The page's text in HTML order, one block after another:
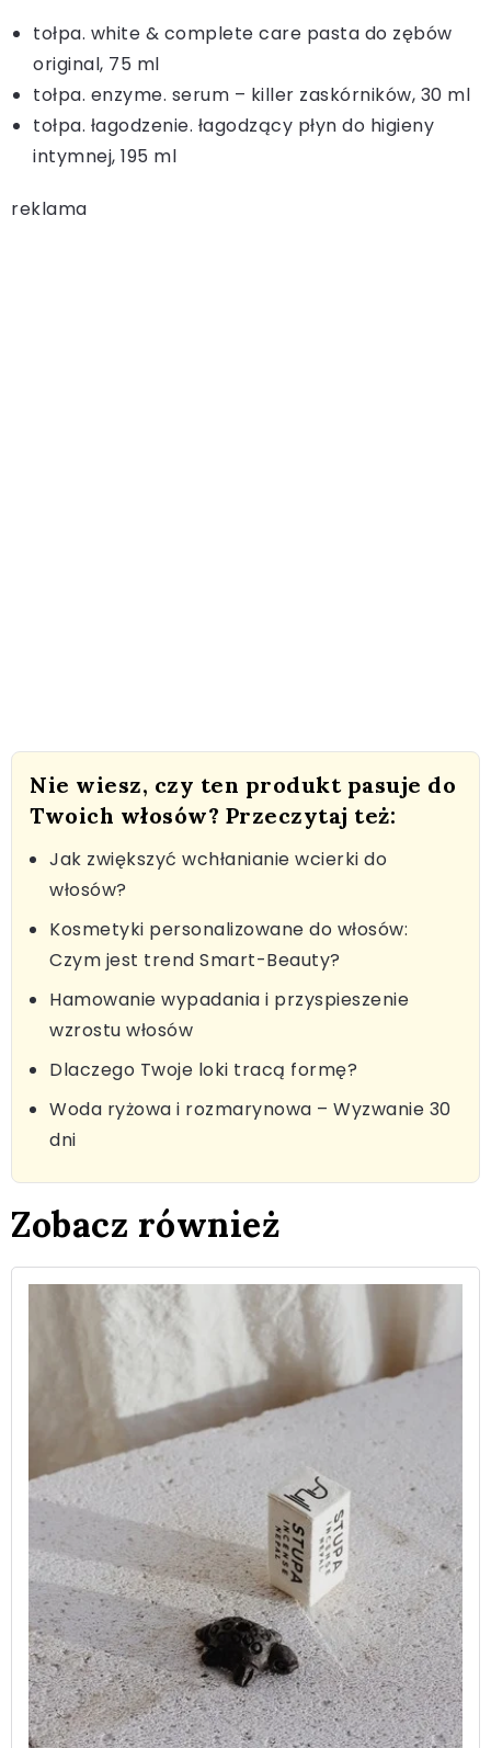
tołpa. white & complete care pasta do zębów
original, 75 ml
tołpa. enzyme. serum – killer zaskórników, 30 ml
tołpa. łagodzenie. łagodzący płyn do higieny
intymnej, 195 ml
reklama
Nie wiesz, czy ten produkt pasuje do
Twoich włosów? Przeczytaj też:
Jak zwiększyć wchłanianie wcierki do
włosów?
Kosmetyki personalizowane do włosów:
Czym jest trend Smart-Beauty?
Hamowanie wypadania i przyspieszenie
wzrostu włosów
Dlaczego Twoje loki tracą formę?
Woda ryżowa i rozmarynowa – Wyzwanie 30
dni
Zobacz również